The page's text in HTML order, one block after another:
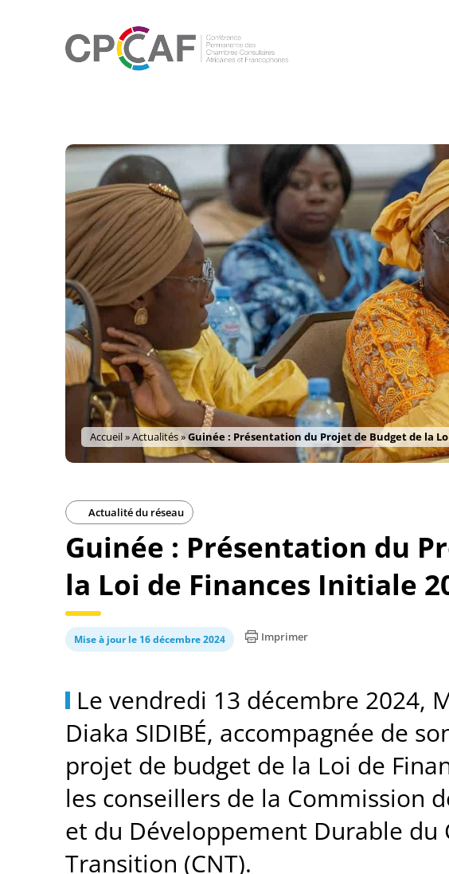
Accueil»Actualités»Guinée : Présentation du Projet de Budget de la
Actualité du réseau
Guinée : Présentation du
la Loi de Finances Initiale
Mise à jour le 16 décembre 2024 Imprimer
Le vendredi 13 décembre 2024,
Diaka SIDIBÉ, accompagnée de
projet de budget de la Loi de
les conseillers de la Commission
et du Développement Durable du
Transition (CNT).